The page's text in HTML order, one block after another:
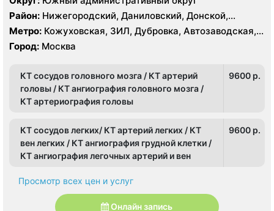
Район: Нижегородский, Даниловский, Донской,
Москворечье-Сабурово, Нагатино-Садовники,
Нагатинский Затон, Нагорный
Метро: Кожуховская, ЗИЛ, Дубровка, Автозаводская,
Крестьянская застава, Новохохловская, Технопарк,
Тульская, Угрешская
Город: Москва
КТ сосудов головного мозга / КТ артерий
головы / КТ ангиография головного мозга /
КТ артериография головы
9600 p.
КТ сосудов легких/ КТ артерий легких / КТ
вен легких / КТ ангиография грудной клетки /
КТ ангиография легочных артерий и вен
9600 p.
Просмотр всех цен и услуг
Онлайн запись